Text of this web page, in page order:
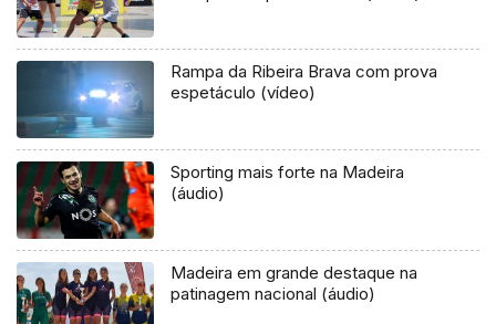
Rampa da Ribeira Brava com prova
espetáculo (vídeo)
Sporting mais forte na Madeira
(áudio)
Madeira em grande destaque na
patinagem nacional (áudio)